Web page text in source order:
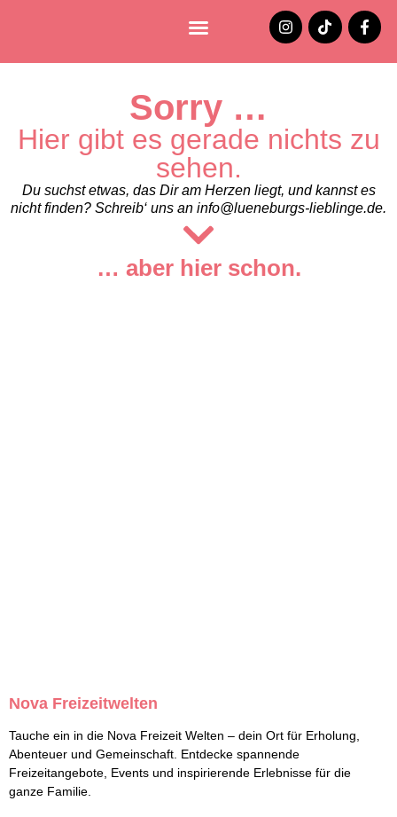
Sorry …
Hier gibt es gerade nichts zu
sehen.
Du suchst etwas, das Dir am Herzen liegt, und kannst es
nicht finden? Schreib‘ uns an info@lueneburgs-lieblinge.de.
… aber hier schon.
Nova Freizeitwelten
Tauche ein in die Nova Freizeit Welten – dein Ort für Erholung,
Abenteuer und Gemeinschaft. Entdecke spannende
Freizeitangebote, Events und inspirierende Erlebnisse für die
ganze Familie.